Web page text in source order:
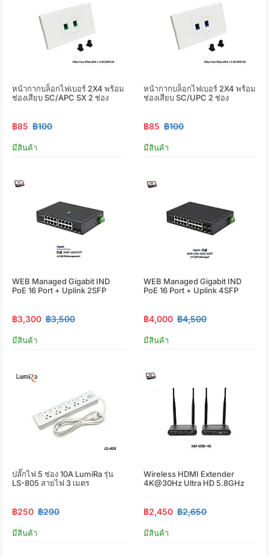
หน้ากากบล็อกไฟเบอร์ 2X4 พร้อม
ช่องเสียบ SC/APC SX 2 ช่อง
฿85 ฿100
มีสินค้า
หน้ากากบล็อกไฟเบอร์ 2X4 พร้อม
ช่องเสียบ SC/UPC 2 ช่อง
฿85 ฿100
มีสินค้า
WEB Managed Gigabit IND
PoE 16 Port + Uplink 2SFP
฿3,300 ฿3,500
มีสินค้า
WEB Managed Gigabit IND
PoE 16 Port + Uplink 4SFP
฿4,000 ฿4,500
มีสินค้า
ปลั๊กไฟ 5 ช่อง 10A LumiRa รุ่น
LS-805 สายไฟ 3 เมตร
฿250 ฿290
มีสินค้า
Wireless HDMI Extender
4K@30Hz Ultra HD 5.8GHz
฿2,450 ฿2,650
มีสินค้า